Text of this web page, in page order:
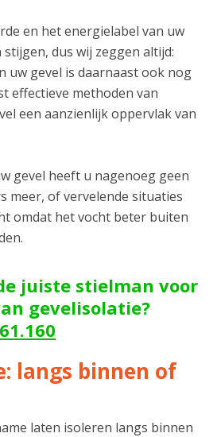
en het energielabel van uw
dus wij zeggen altijd:
uw gevel is daarnaast ook nog
effectieve methoden van
een aanzienlijk oppervlak van
gevel heeft u nagenoeg geen
meer, of vervelende situaties
omdat het vocht beter buiten
juiste stielman voor
gevelisolatie?
langs binnen of
laten isoleren langs binnen